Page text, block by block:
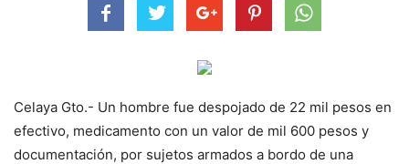
Celaya Gto.- Un hombre fue despojado de 22 mil pesos en
efectivo, medicamento con un valor de mil 600 pesos y
documentación, por sujetos armados a bordo de una